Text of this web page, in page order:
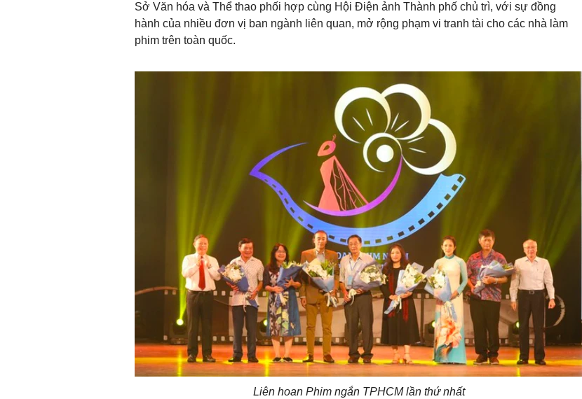
Sở Văn hóa và Thể thao phối hợp cùng Hội Điện ảnh Thành phố chủ trì, với sự đồng
hành của nhiều đơn vị ban ngành liên quan, mở rộng phạm vi tranh tài cho các nhà làm
phim trên toàn quốc.
Liên hoan Phim ngắn TPHCM lần thứ nhất